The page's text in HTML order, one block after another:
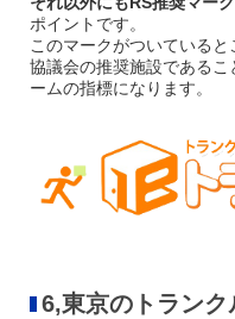
ポイントです。
このマークがついている
協議会の推奨施設である
ームの指標になります。
6,東京のトラン